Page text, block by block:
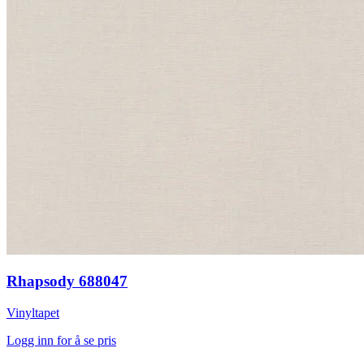
Rhapsody 688047
Vinyltapet
Logg inn for å se pris